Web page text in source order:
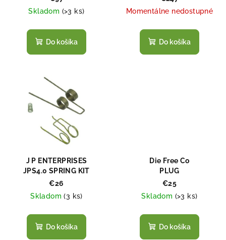
Skladom (>3 ks)
Do košíka
Momentálne nedostupné
Do košíka
JPS4.0 SPRING KIT
J P ENTERPRISES
€26
Skladom(3 ks)
Do košíka
PLUG
Die Free Co
€25
Skladom (>3 ks)
Do košíka